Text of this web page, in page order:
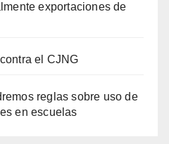
exportaciones de
el CJNG
reglas sobre uso de
en escuelas